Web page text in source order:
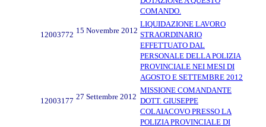
COMANDO.
12003772 15 Novembre 2012
LIQUIDAZIONE LAVORO
STRAORDINARIO
EFFETTUATO DAL
PERSONALE DELLA POLIZIA
PROVINCIALE NEI MESI DI
AGOSTO E SETTEMBRE 2012
12003177 27 Settembre 2012
MISSIONE COMANDANTE
DOTT. GIUSEPPE
COLAIACOVO PRESSO LA
POLIZIA PROVINCIALE DI